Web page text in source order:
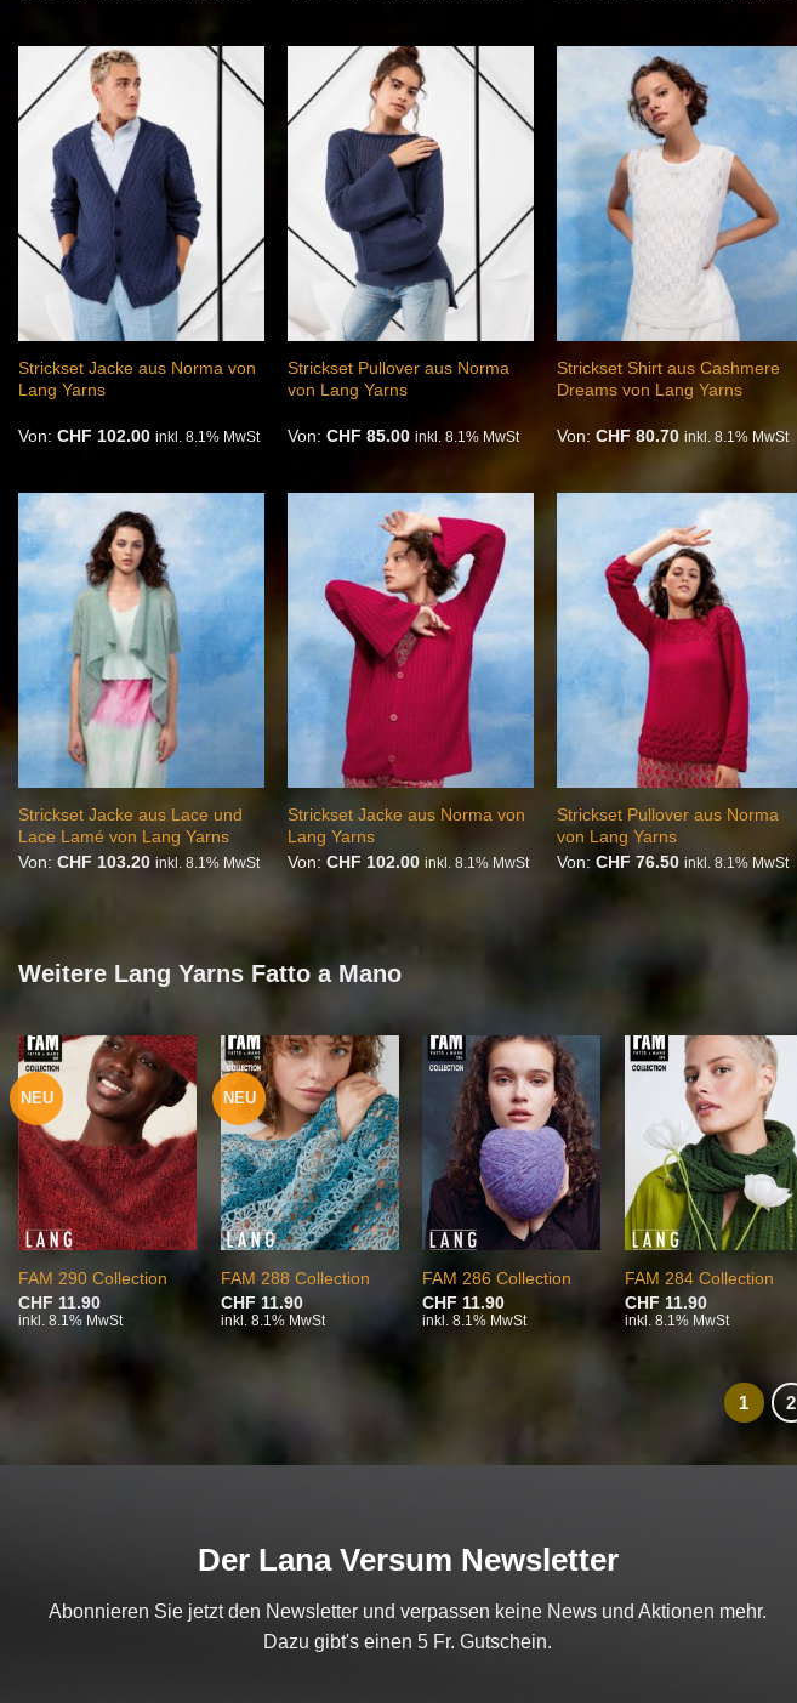
Wunschliste
Strickset Jacke aus Norma von
Lang Yarns
Von: CHF 102.00 inkl. 8.1% MwSt
Strickset Pullover aus Norma
von Lang Yarns
Von:CHF 85.00 inkl. 8.1% MwSt
Auf die
Wunschliste
Strickset Shirt aus Cashmere
Dreams von Lang Yarns
Von:CHF 80.70 inkl. 8.1% MwSt
Wunschliste
Strickset Jacke aus Lace und
Lace Lamé von Lang Yarns
Von: CHF 103.20 inkl. 8.1% MwSt
Auf die
Wunschliste
Strickset Jacke aus Norma von
Lang Yarns
Von:CHF 102.00 inkl. 8.1% MwSt
Wunschliste
Strickset Pullover aus Norma
von Lang Yarns
Von:CHF 76.50 inkl. 8.1% MwSt
Weitere Lang Yarns Fatto a Mano
NEU
Auf die
Wunschliste
FAM 290 Collection
CHF 11.90
inkl. 8.1% MwSt
NEU
Auf die
Wunschliste
FAM 288 Collection
CHF 11.90
inkl. 8.1% MwSt
Auf die
Wunschliste
FAM 286 Collection
CHF 11.90
inkl. 8.1% MwSt
Auf die
Wunschliste
FAM 284 Collection
CHF 11.90
inkl. 8.1% MwSt
1 2
Der Lana Versum Newsletter
Abonnieren Sie jetzt den Newsletter und verpassen keine News und Aktionen mehr.
Dazu gibt's einen 5 Fr. Gutschein.